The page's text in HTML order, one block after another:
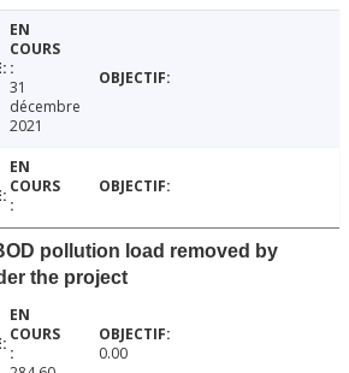
31
décembre
2021
pollution load removed by
the project
0.00